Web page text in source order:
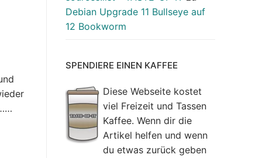
Debian Upgrade 11 Bullseye auf
12 Bookworm
SPENDIERE EINEN KAFFEE
Diese Webseite kostet
viel Freizeit und Tassen
Kaffee. Wenn dir die
Artikel helfen und wenn
du etwas zurück geben